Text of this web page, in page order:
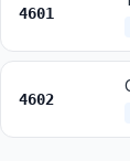
4601
4602